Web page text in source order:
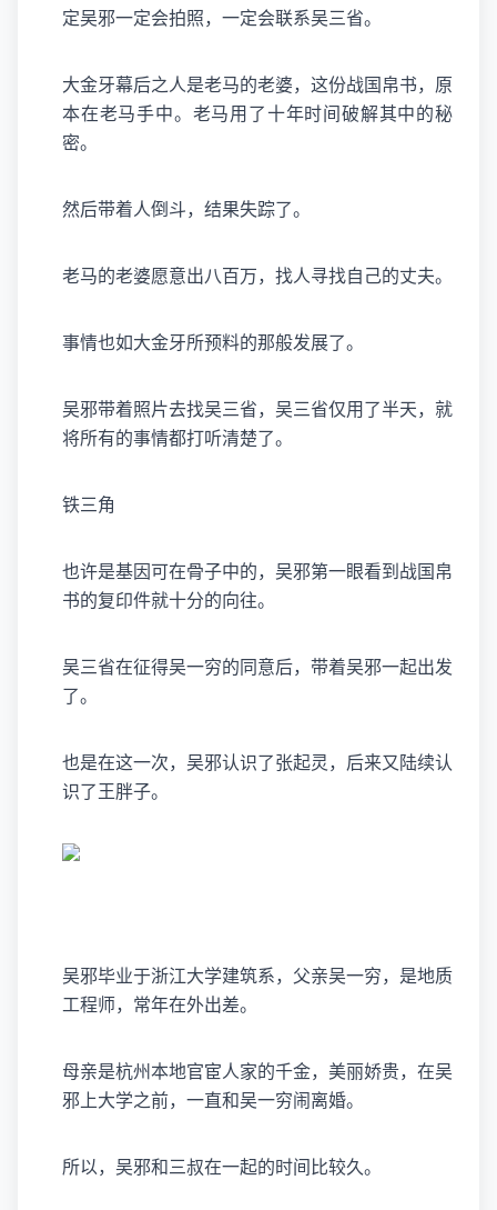
定吴邪一定会拍照，一定会联系吴三省。
大金牙幕后之人是老马的老婆，这份战国帛书，原
本在老马手中。老马用了十年时间破解其中的秘
密。
然后带着人倒斗，结果失踪了。
老马的老婆愿意出八百万，找人寻找自己的丈夫。
事情也如大金牙所预料的那般发展了。
吴邪带着照片去找吴三省，吴三省仅用了半天，就
将所有的事情都打听清楚了。
铁三角
也许是基因可在骨子中的，吴邪第一眼看到战国帛
书的复印件就十分的向往。
吴三省在征得吴一穷的同意后，带着吴邪一起出发
了。
也是在这一次，吴邪认识了张起灵，后来又陆续认
识了王胖子。
吴邪毕业于浙江大学建筑系，父亲吴一穷，是地质
工程师，常年在外出差。
母亲是杭州本地官宦人家的千金，美丽娇贵，在吴
邪上大学之前，一直和吴一穷闹离婚。
所以，吴邪和三叔在一起的时间比较久。